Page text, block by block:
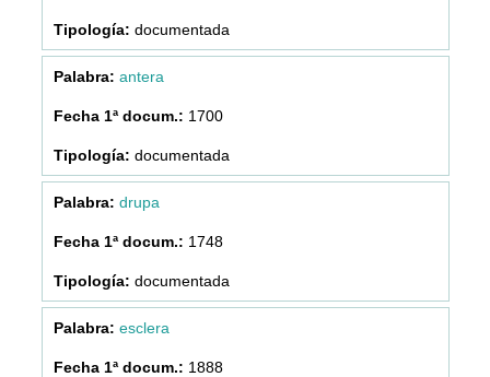
documentada
antera
1700
documentada
drupa
1748
documentada
esclera
1888